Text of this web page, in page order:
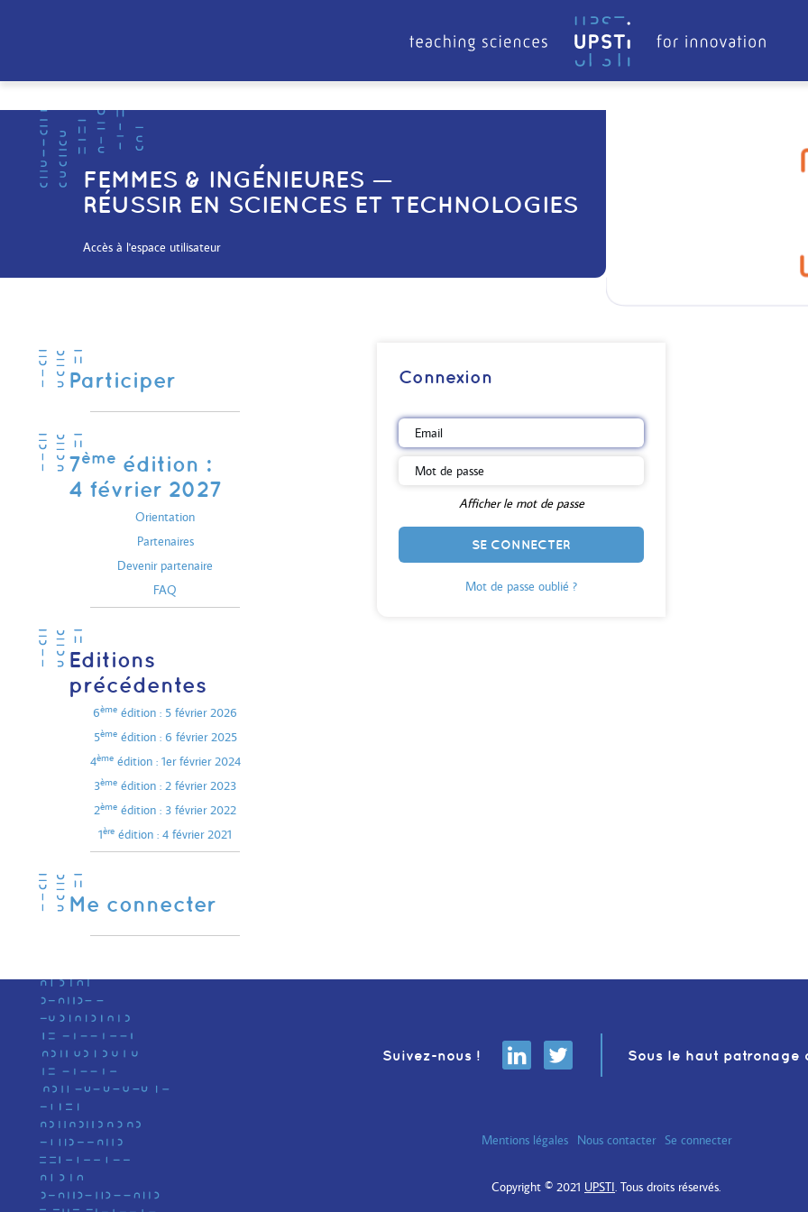
FEMMES & INGÉNIEURES —
RÉUSSIR EN SCIENCES ET TECHNOLOGIES
Accès à l'espace utilisateur
Participer
7ème édition :
4 février 2027
Orientation
Partenaires
Devenir partenaire
FAQ
Editions
précédentes
6ème édition : 5 février 2026
5èmeédition : 6 février 2025
4èmeédition : 1er février 2024
3ème édition : 2 février 2023
2ème édition : 3 février 2022
1ère édition : 4 février 2021
Me connecter
Connexion
Afficher le mot de passe
SE CONNECTER
Mot de passe oublié ?
Suivez-nous ! Sous le haut patronage
Mentions légales Nous contacter Se connecter
Copyright © 2021 UPSTI. Tous droits réservés.